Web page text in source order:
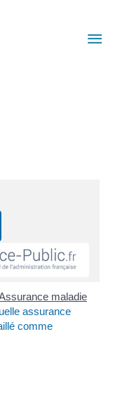
maladie
assurance
comme